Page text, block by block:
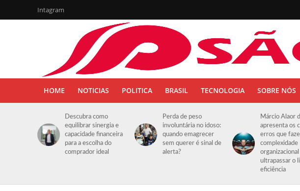
Intagram
HOME NOTICIAS POLITICA BRASIL TECNOLOGIA SOBRE NÓS
Descubra como
equilibrar sinergia e
capacidade financeira
para a escolha do
comprador ideal
Perda de peso
involuntária no idoso:
quando emagrecer
sem querer é sinal de
alerta?
Márcio Alaor
apresenta os
erros que
complexidade
organizacional
ultrapassar o
eficiência